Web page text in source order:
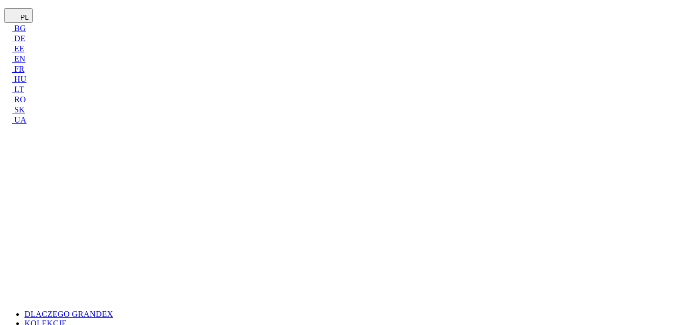
PL
BG
DE
EE
EN
FR
HU
LT
RO
SK
UA
DLACZEGO GRANDEX
KOLEKCJE